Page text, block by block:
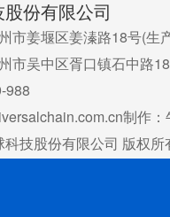
份有限公司
市姜堰区姜溱路18号(生
市吴中区胥口镇石中路
988
制作：
技股份有限公司 版权所